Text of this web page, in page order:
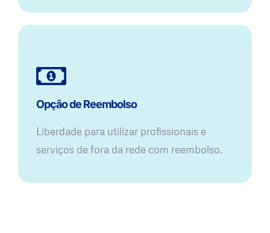
Opção de Reembolso
Liberdade para utilizar profissionais e
serviços de fora da rede com reembolso.